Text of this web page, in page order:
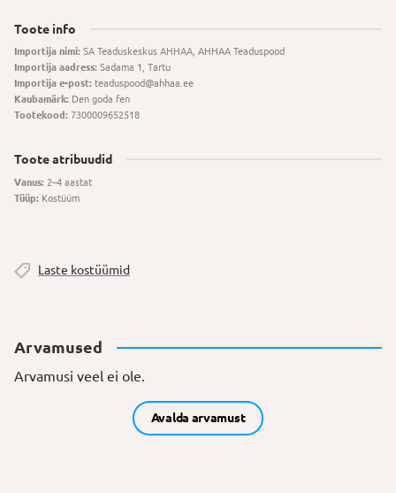
Toote info
Importija nimi: SA Teaduskeskus AHHAA, AHHAA Teaduspood
Importija aadress: Sadama 1, Tartu
Importija e-post: teaduspood@ahhaa.ee
Kaubamärk: Den goda fen
Tootekood: 7300009652518
Toote atribuudid
Vanus: 2–4 aastat
Tüüp: Kostüüm
Laste kostüümid
Arvamused
Arvamusi veel ei ole.
Avalda arvamust